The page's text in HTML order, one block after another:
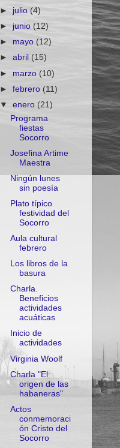
► julio (4)
► junio (12)
► mayo (12)
►abril(15)
► marzo (10)
►febrero (11)
▼enero (21)
Programa
fiestas
Socorro
Josefina Artime
Maestra
Ningún lunes
sin poesía
Plato típico
festividad del
Socorro
Aula cultural
febrero
Los libros de la
basura
Charla.
Beneficios
actividades
acuáticas
Inicio de
actividades
Virginia Woolf
Charla "El
origen de las
habaneras"
Actos
conmemoraci
ón Cristo del
Socorro